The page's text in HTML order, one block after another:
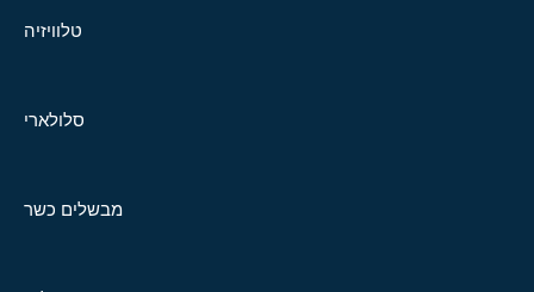
טלוויזיה
סלולארי
מבשלים כשר